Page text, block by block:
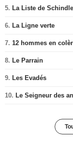
5. La Liste de
6. La Ligne verte
7. 12 hommes en
8. Le Parrain
9. Les Evadés
10. Le Seigneur des